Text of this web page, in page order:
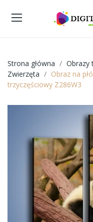
Strona główna Obrazy
Zwierzęta
Obraz na
trzyczęściowy Z286W3